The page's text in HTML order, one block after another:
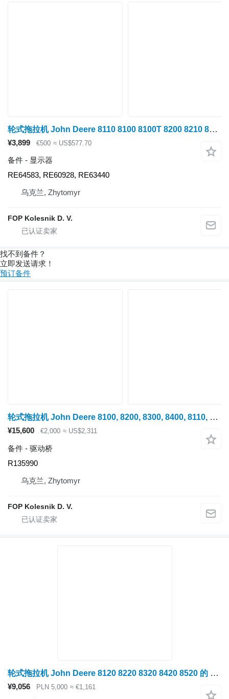
轮式拖拉机 John Deere 8110 8100 8100T 8200 8210 8200T 8120 8110T 9620 9120 9200 9100 9320 9220 9300 8520 9520 9420 9400 8300 8320 8310T 8300T 8310 8220 8210T 8400T 8400 8410 8410T 8420 的 显示器 RE64583
¥3,899 €500 ≈ US$577.70
备件 - 显示器
RE64583, RE60928, RE63440
乌克兰, Zhytomyr
FOP Kolesnik D. V.
找不到备件？
立即发送请求！
预订备件
轮式拖拉机 John Deere 8100, 8200, 8300, 8400, 8110, 8210, 8310, 8410, 8120, 8220, 8320, 8420, 8520 的 驱动桥 John Deere Chulok levyy, korpus mosta R135990
¥15,600 €2,000 ≈ US$2,311
备件 - 驱动桥
R135990
乌克兰, Zhytomyr
FOP Kolesnik D. V.
轮式拖拉机 John Deere 8120 8220 8320 8420 8520 的 液压分配器
¥9,056 PLN 5,000 ≈ €1,161